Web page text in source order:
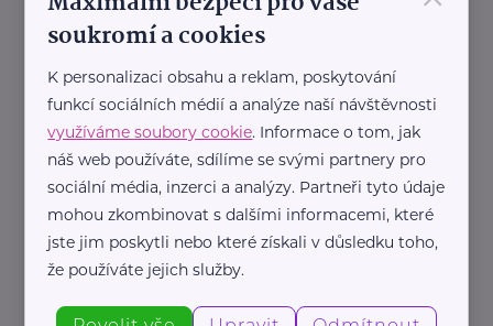
soukromí a cookies
K personalizaci obsahu a reklam, poskytování
funkcí sociálních médií a analýze naší návštěvnosti
využíváme soubory cookie. Informace o tom, jak
náš web používáte, sdílíme se svými partnery pro
sociální média, inzerci a analýzy. Partneři tyto údaje
mohou zkombinovat s dalšími informacemi, které
jste jim poskytli nebo které získali v důsledku toho,
že používáte jejich služby.